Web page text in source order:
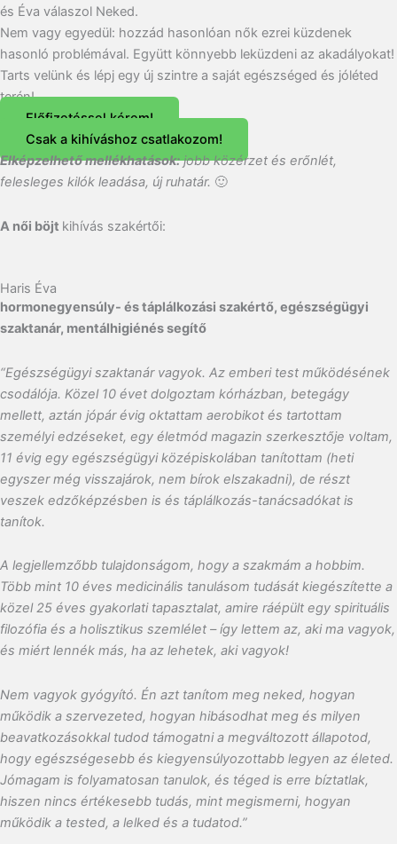
és Éva válaszol Neked.
Nem vagy egyedül: hozzád hasonlóan nők ezrei küzdenek
hasonló problémával. Együtt könnyebb leküzdeni az akadályokat!
Tarts velünk és lépj egy új szintre a saját egészséged és jóléted
terén!
Előfizetéssel kérem!
Csak a kihíváshoz csatlakozom!
Elképzelhető mellékhatások:jobb közérzet és erőnlét,
felesleges kilók leadása, új ruhatár. 🙂
A női böjt kihívás szakértői:
Haris Éva
hormonegyensúly- és táplálkozási szakértő, egészségügyi
szaktanár, mentálhigiénés segítő
“Egészségügyi szaktanár vagyok. Az emberi test működésének
csodálója. Közel 10 évet dolgoztam kórházban, betegágy
mellett, aztán jópár évig oktattam aerobikot és tartottam
személyi edzéseket, egy életmód magazin szerkesztője voltam,
11 évig egy egészségügyi középiskolában tanítottam (heti
egyszer még visszajárok, nem bírok elszakadni), de részt
veszek edzőképzésben is és táplálkozás-tanácsadókat is
tanítok.
A legjellemzőbb tulajdonságom, hogy a szakmám a hobbim.
Több mint 10 éves medicinális tanulásom tudását kiegészítette a
közel 25 éves gyakorlati tapasztalat, amire ráépült egy spirituális
filozófia és a holisztikus szemlélet – így lettem az, aki ma vagyok,
és miért lennék más, ha az lehetek, aki vagyok!
Nem vagyok gyógyító. Én azt tanítom meg neked, hogyan
működik a szervezeted, hogyan hibásodhat meg és milyen
beavatkozásokkal tudod támogatni a megváltozott állapotod,
hogy egészségesebb és kiegyensúlyozottabb legyen az életed.
Jómagam is folyamatosan tanulok, és téged is erre bíztatlak,
hiszen nincs értékesebb tudás, mint megismerni, hogyan
működik a tested, a lelked és a tudatod.”